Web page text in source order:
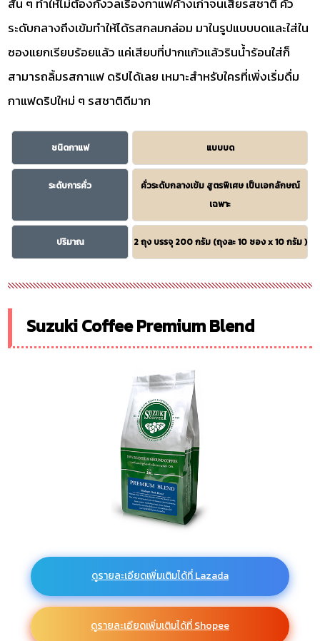
ระดับกลางถึงเข้มทำให้ได้รสกลมกล่อม มาในรูปแบบบดและใส่ใน
ซองแยกเรียบร้อยแล้ว แค่เสียบที่ปากแก้วแล้วรินน้ำร้อนใส่ก็
สามารถลิ้มรสกาแฟ ดริปได้เลย เหมาะสำหรับใครที่เพิ่งเริ่มดื่ม
กาแฟดริปใหม่ ๆ รสชาติดีมาก
ชนิดกาแฟ แบบบด
ระดับการคั่ว
คั่วระดับกลางเข้ม สูตรพิเศษ เป็นเอกลักษณ์
เฉพาะ
ปริมาณ 2 ถุง บรรจุ 200 กรัม (ถุงละ 10 ซอง x 10 กรัม )
Suzuki Coffee Premium Blend
ดูรายละเอียดเพิ่มเติมได้ที่ Lazada
ดูรายละเอียดเพิ่มเติมได้ที่ Shopee